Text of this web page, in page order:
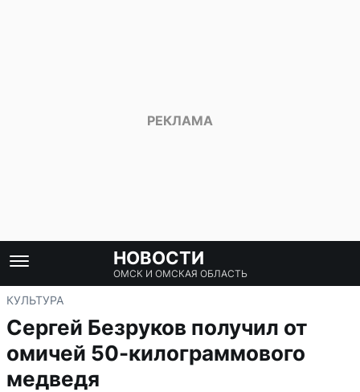
НОВОСТИ
ОМСК И ОМСКАЯ ОБЛАСТЬ
КУЛЬТУРА
Сергей Безруков получил от
омичей 50-килограммового
медведя